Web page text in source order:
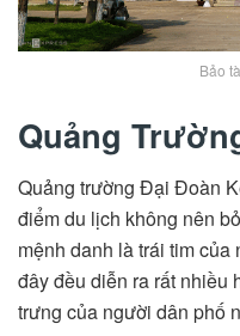
Bảo
Quảng
Quảng trường Đại Đoàn
điểm du lịch không nên
mệnh danh là trái tim
đây đều diễn ra rất nhiều
trưng của người dân phố